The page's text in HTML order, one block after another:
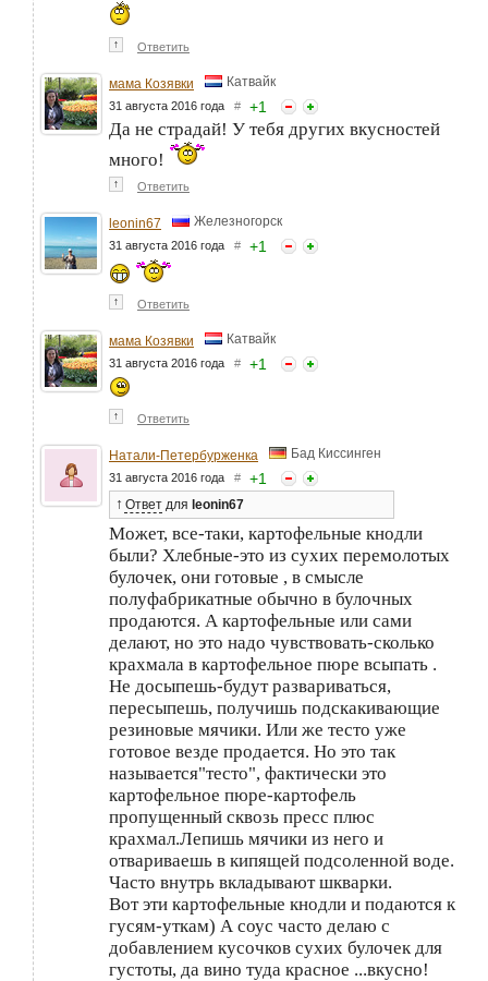
↑ Ответить
мама Козявки Катвайк
31 августа 2016 года # +1
Да не страдай! У тебя других вкусностей
много!
↑ Ответить
leonin67 Железногорск
31 августа 2016 года # +1
↑ Ответить
мама Козявки Катвайк
31 августа 2016 года # +1
↑ Ответить
Натали-Петербурженка Бад Киссинген
31 августа 2016 года # +1
↑ Ответ для leonin67
Может, все-таки, картофельные кнодли
были? Хлебные-это из сухих перемолотых
булочек, они готовые , в смысле
полуфабрикатные обычно в булочных
продаются. А картофельные или сами
делают, но это надо чувствовать-сколько
крахмала в картофельное пюре всыпать .
Не досыпешь-будут развариваться,
пересыпешь, получишь подскакивающие
резиновые мячики. Или же тесто уже
готовое везде продается. Но это так
называется"тесто", фактически это
картофельное пюре-картофель
пропущенный сквозь пресс плюс
крахмал.Лепишь мячики из него и
отвариваешь в кипящей подсоленной воде.
Часто внутрь вкладывают шкварки.
Вот эти картофельные кнодли и подаются к
гусям-уткам) А соус часто делаю с
добавлением кусочков сухих булочек для
густоты, да вино туда красное ...вкусно!